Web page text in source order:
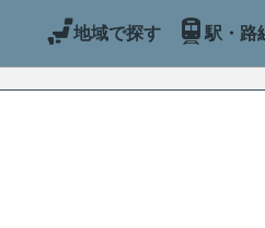
地域で探す 駅・路